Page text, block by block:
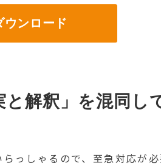
ンロード
解釈」を混同し
っしゃるので、至急対応が